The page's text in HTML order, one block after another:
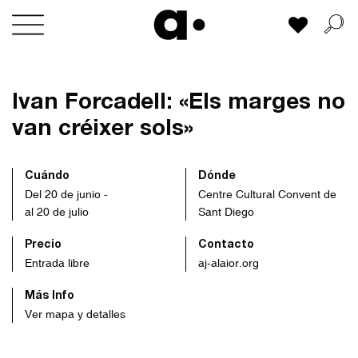
Skip
Mi lista
Ivan Forcadell: «Els marges no
van créixer sols»
Cuándo
Del 20 de junio -
al 20 de julio
Dónde
Centre Cultural Convent de
Sant Diego
Precio
Entrada libre
Contacto
aj-alaior.org
Más Info
Ver mapa y detalles